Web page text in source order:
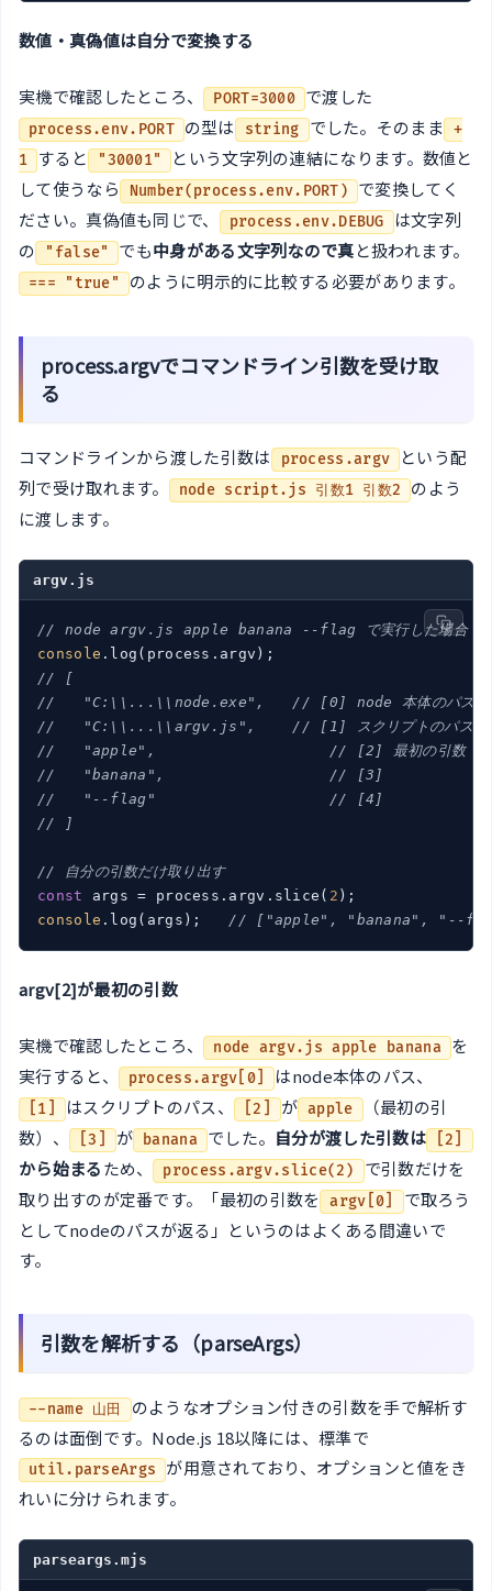
数値・真偽値は自分で変換する
実機で確認したところ、 PORT=3000 で渡した
process.env.PORT の型は string でした。そのまま
+
1
すると "30001"
という文字列の連結になります。数値と
して使うなら
Number(process.env.PORT)
で変換してく
ださい。真偽値も同じで、
process.env.DEBUG
は文字列
の
"false" でも中身がある文字列なので真と扱われます。
=== "true" のように明示的に比較する必要があります。
process.argvでコマンドライン引数を受け取
る
コマンドラインから渡した引数は process.argv
という配
列で受け取れます。
node script.js 引数1 引数2
のよう
に渡します。
argv.js
// node argv.js apple banana --flag で実行した場合
console
// [
//   "C:\\...\\node.exe",   // [0] node 本体のパス
//   "C:\\...\\argv.js",    // [1] スクリプトのパス
//   "apple",                   // [2] 最初の引数
//   "banana",                  // [3]
//   "--flag"                   // [4]
// ]
// 自分の引数だけ取り出す
const args = process.argv.slice( 2
console .log(args); // ["apple", "banana", "--
argv[2]が最初の引数
実機で確認したところ、 node argv.js apple banana
を
実行すると、
process.argv[0] はnode本体のパス、
[1] はスクリプトのパス、 [2] が apple
（最初の引
数）、
[3] が banana でした。 自分が渡した引数は [2]
から始まるため、 process.argv.slice(2)
で引数だけを
取り出すのが定番です。「最初の引数を argv[0]
で取ろう
としてnodeのパスが返る」というのはよくある間違いで
す。
引数を解析する（parseArgs）
--name 山田
のようなオプション付きの引数を手で解析す
るのは面倒です。Node.js 18以降には、標準で
util.parseArgs
が用意されており、オプションと値をき
れいに分けられます。
parseargs.mjs